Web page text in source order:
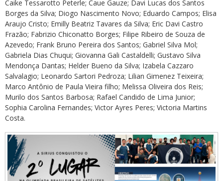
Caike Tessarotto Peterle; Caue Gauze; Davi Lucas dos Santos
Borges da Silva; Diogo Nascimento Novo; Eduardo Campos; Elisa
Araujo Cristo; Emilly Beatriz Tavares da Silva; Eric Davi Castro
Frazão; Fabrizio Chiconatto Borges; Filipe Ribeiro de Souza de
Azevedo; Frank Bruno Pereira dos Santos; Gabriel Silva Mol;
Gabriela Dias Chuqui; Giovanna Gali Castaldelli; Gustavo Silva
Mendonça Dantas; Helder Bueno da Silva; Izabela Cazzaro
Salvalagio; Leonardo Sartori Pedroza; Lilian Gimenez Teixeira;
Marco Antônio de Paula Vieira filho; Melissa Oliveira dos Reis;
Murilo dos Santos Barbosa; Rafael Candido de Lima Junior;
Sophia Carolina Fernandes; Victor Ayres Peres; Victoria Martins
Costa.